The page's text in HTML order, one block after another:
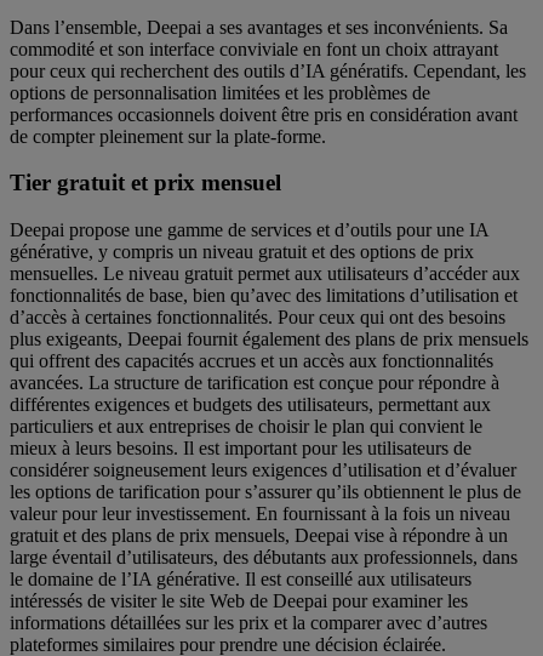
Dans l’ensemble, Deepai a ses avantages et ses inconvénients. Sa
commodité et son interface conviviale en font un choix attrayant
pour ceux qui recherchent des outils d’IA génératifs. Cependant, les
options de personnalisation limitées et les problèmes de
performances occasionnels doivent être pris en considération avant
de compter pleinement sur la plate-forme.
Tier gratuit et prix mensuel
Deepai propose une gamme de services et d’outils pour une IA
générative, y compris un niveau gratuit et des options de prix
mensuelles. Le niveau gratuit permet aux utilisateurs d’accéder aux
fonctionnalités de base, bien qu’avec des limitations d’utilisation et
d’accès à certaines fonctionnalités. Pour ceux qui ont des besoins
plus exigeants, Deepai fournit également des plans de prix mensuels
qui offrent des capacités accrues et un accès aux fonctionnalités
avancées. La structure de tarification est conçue pour répondre à
différentes exigences et budgets des utilisateurs, permettant aux
particuliers et aux entreprises de choisir le plan qui convient le
mieux à leurs besoins. Il est important pour les utilisateurs de
considérer soigneusement leurs exigences d’utilisation et d’évaluer
les options de tarification pour s’assurer qu’ils obtiennent le plus de
valeur pour leur investissement. En fournissant à la fois un niveau
gratuit et des plans de prix mensuels, Deepai vise à répondre à un
large éventail d’utilisateurs, des débutants aux professionnels, dans
le domaine de l’IA générative. Il est conseillé aux utilisateurs
intéressés de visiter le site Web de Deepai pour examiner les
informations détaillées sur les prix et la comparer avec d’autres
plateformes similaires pour prendre une décision éclairée.